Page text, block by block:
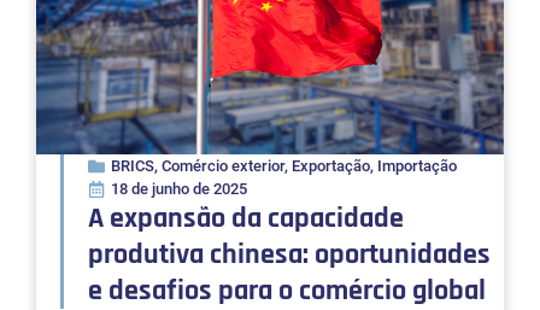
BRICS, Comércio exterior, Exportação, Importação
18 de junho de 2025
A expansão da capacidade
produtiva chinesa: oportunidades
e desafios para o comércio global